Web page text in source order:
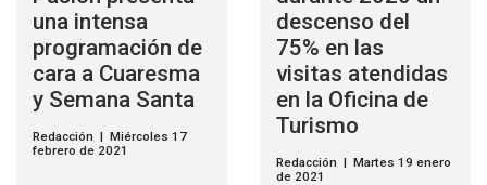
una intensa
programación de
cara a Cuaresma
y Semana Santa
Redacción | Miércoles 17
febrero de 2021
descenso del
75% en las
visitas atendidas
en la Oficina de
Turismo
Redacción | Martes 19 enero
de 2021